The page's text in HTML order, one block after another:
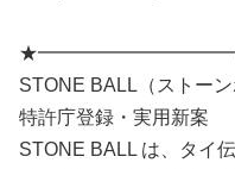
STONE BALL（ストーン
特許庁登録・実用新案
STONE BALL は、タイ